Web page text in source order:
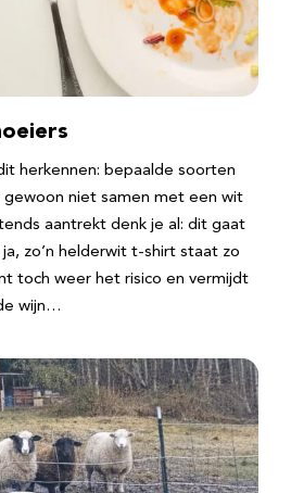
herkennen: bepaalde soorten
gewoon niet samen met een wit
aantrekt denk je al: dit gaat
zo’n helderwit t-shirt staat zo
toch weer het risico en vermijdt
wijn…